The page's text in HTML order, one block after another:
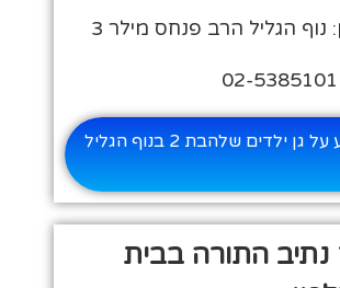
נוף הגליל הרב פנחס מילר 3
לכל המידע על גן ילדים שלהבת 2 בנוף הגליל
נתיב התורה בבית